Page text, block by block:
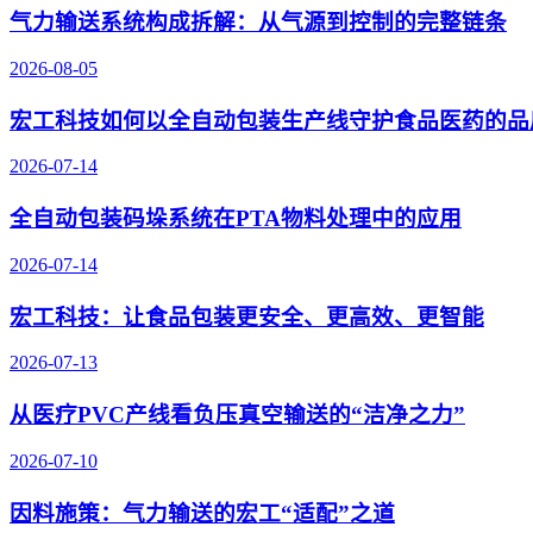
气力输送系统构成拆解：从气源到控制的完整链条
2026-08-05
宏工科技如何以全自动包装生产线守护食品医药的
2026-07-14
全自动包装码垛系统在PTA物料处理中的应用
2026-07-14
宏工科技：让食品包装更安全、更高效、更智能
2026-07-13
从医疗PVC产线看负压真空输送的“洁净之力”
2026-07-10
因料施策：气力输送的宏工“适配”之道